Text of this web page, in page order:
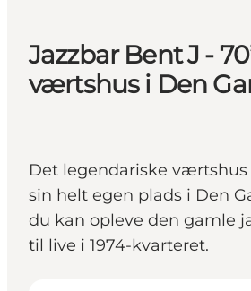
Jazzbar Bent J -
værtshus i Den
Det legendariske
sin helt egen plads i Den
du kan opleve den gamle
til live i 1974-kvarteret.